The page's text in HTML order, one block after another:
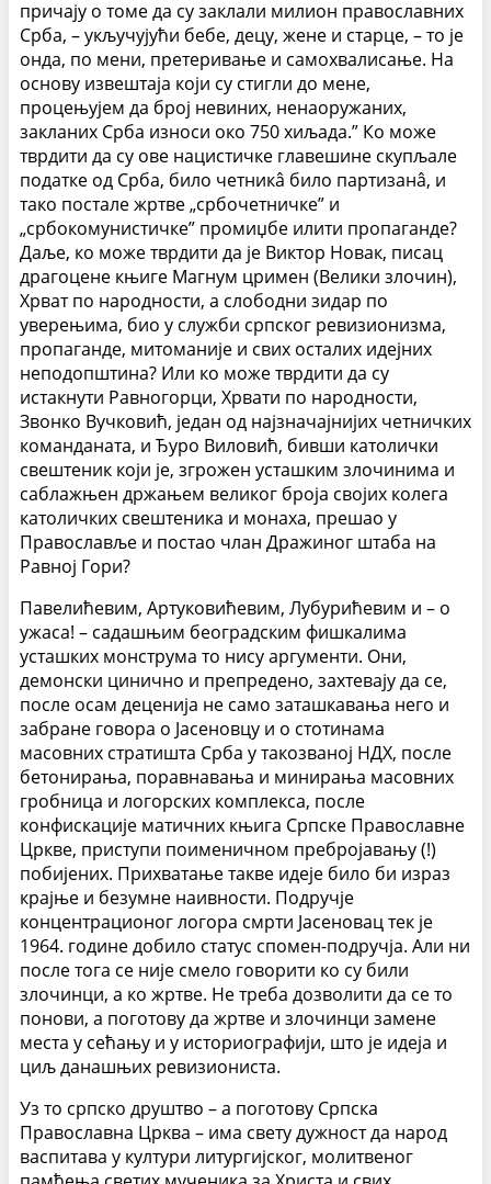
причају о томе да су заклали милион православних
Срба, – укључујући бебе, децу, жене и старце, – то је
онда, по мени, претеривање и самохвалисање. На
основу извештаја који су стигли до мене,
процењујем да број невиних, ненаоружаних,
закланих Срба износи око 750 хиљада.” Ко може
тврдити да су ове нацистичке главешине скупљале
податке од Срба, било четникâ било партизанâ, и
тако постале жртве „србочетничке” и
„србокомунистичке” промиџбе илити пропаганде?
Даље, ко може тврдити да је Виктор Новак, писац
драгоцене књиге Магнум цримен (Велики злочин),
Хрват по народности, а слободни зидар по
уверењима, био у служби српског ревизионизма,
пропаганде, митоманије и свих осталих идејних
неподопштина? Или ко може тврдити да су
истакнути Равногорци, Хрвати по народности,
Звонко Вучковић, један од најзначајнијих четничких
команданата, и Ђуро Виловић, бивши католички
свештеник који је, згрожен усташким злочинима и
саблажњен држањем великог броја својих колега
католичких свештеника и монаха, прешао у
Православље и постао члан Дражиног штаба на
Равној Гори?
Павелићевим, Артуковићевим, Лубурићевим и – о
ужаса! – садашњим београдским фишкалима
усташких монструма то нису аргументи. Они,
демонски цинично и препредено, захтевају да се,
после осам деценија не само заташкавања него и
забране говора о Јасеновцу и о стотинама
масовних стратишта Срба у такозваној НДХ, после
бетонирања, поравнавања и минирања масовних
гробница и логорских комплекса, после
конфискације матичних књига Српске Православне
Цркве, приступи поименичном пребројавању (!)
побијених. Прихватање такве идеје било би израз
крајње и безумне наивности. Подручје
концентрационог логора смрти Јасеновац тек је
1964. године добило статус спомен-подручја. Али ни
после тога се није смело говорити ко су били
злочинци, а ко жртве. Не треба дозволити да се то
понови, а поготову да жртве и злочинци замене
места у сећању и у историографији, што је идеја и
циљ данашњих ревизиониста.
Уз то српско друштво – а поготову Српска
Православна Црква – има свету дужност да народ
васпитава у култури литургијског, молитвеног